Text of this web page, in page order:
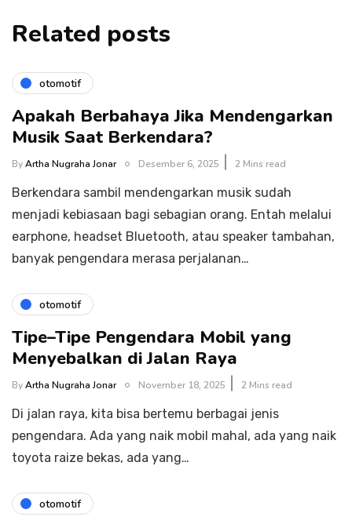
Related posts
otomotif
Apakah Berbahaya Jika Mendengarkan
Musik Saat Berkendara?
ByArtha Nugraha Jonar Desember 6, 2025 2 Mins read
Berkendara sambil mendengarkan musik sudah
menjadi kebiasaan bagi sebagian orang. Entah melalui
earphone, headset Bluetooth, atau speaker tambahan,
banyak pengendara merasa perjalanan…
otomotif
Tipe–Tipe Pengendara Mobil yang
Menyebalkan di Jalan Raya
ByArtha Nugraha Jonar November 18, 2025 2 Mins read
Di jalan raya, kita bisa bertemu berbagai jenis
pengendara. Ada yang naik mobil mahal, ada yang naik
toyota raize bekas, ada yang…
otomotif